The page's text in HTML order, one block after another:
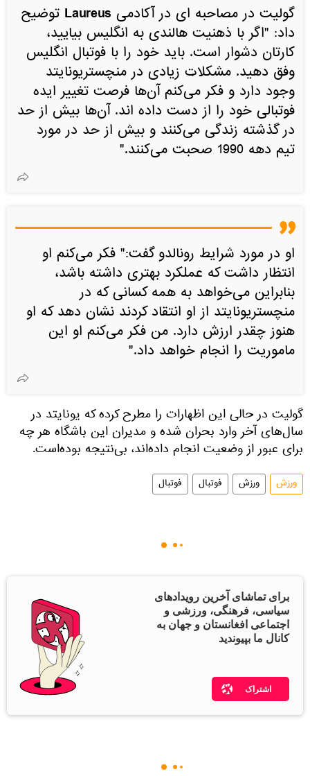
گولیت در مصاحبه ای در آکادمی Laureus توضیح
داد: "اگر با ذهنیت هالندی به انگلیس بیایید،
کارتان دشوار است. باید خود را با فوتبال انگلیس
وفق دهید. مشکلات زیادی در منچستریونایتد
وجود دارد و فکر می‌کنم آن‌ها فرصت تغییر ایده
فوتبالی خود را از دست داده اند. آن‌ها بیش از حد
در گذشته زندگی می‌کنند و بیش از حد در مورد
تیم دهه 1990 صحبت می‌کنند."
او در مورد شرایط رونالدو گفت:" فکر می‌کنم او
انتظار داشت که عملکرد بهتری داشته باشد،
بنابراین می‌خواهد به همه کسانی که در
منچستریونایتد از او انتقاد کردند نشان دهد که او
هنوز چقدر ارزش دارد. من فکر می‌کنم او این
ماموریت را انجام خواهد داد."
گولیت در حالی این اظهارات را مطرح کرده که یونایتد در
سال‌های آخر وارد بحران شده و مدیران این باشگاه هر چه
برای عبور از وضعیت انجام داده‌اند، بی‌نتیجه بوده‌است.
ورزش ورزش فوتبال فوتبال
برای تماشای آخرین رویدادهای
سیاسی، فرهنگی، ورزشی و
اجتماعی افغانستان و جهان به
کانال ما بپیوندید
اشتراک